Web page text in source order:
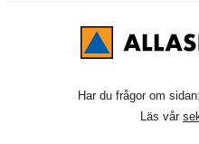
Har du frågor om sidan:
Läs vår